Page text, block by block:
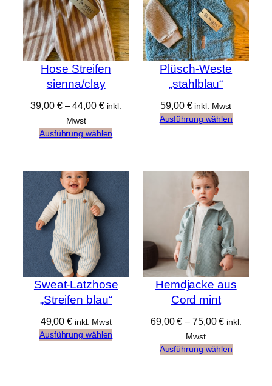
Hose Streifen
sienna/clay
39,00 €–44,00 € inkl.
Mwst
Ausführung wählen
Plüsch-Weste
„stahlblau“
59,00 € inkl. Mwst
Ausführung wählen
Sweat-Latzhose
„Streifen blau“
49,00€ inkl. Mwst
Ausführung wählen
Hemdjacke aus
Cord mint
69,00€ – 75,00€ inkl.
Mwst
Ausführung wählen